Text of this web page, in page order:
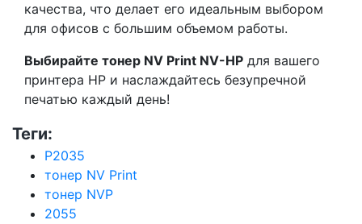
качества, что делает его идеальным выбором
для офисов с большим объемом работы.
Выбирайте тонер NV Print NV-HP для вашего
принтера HP и наслаждайтесь безупречной
печатью каждый день!
Теги:
P2035
тонер NV Print
тонер NVP
2055